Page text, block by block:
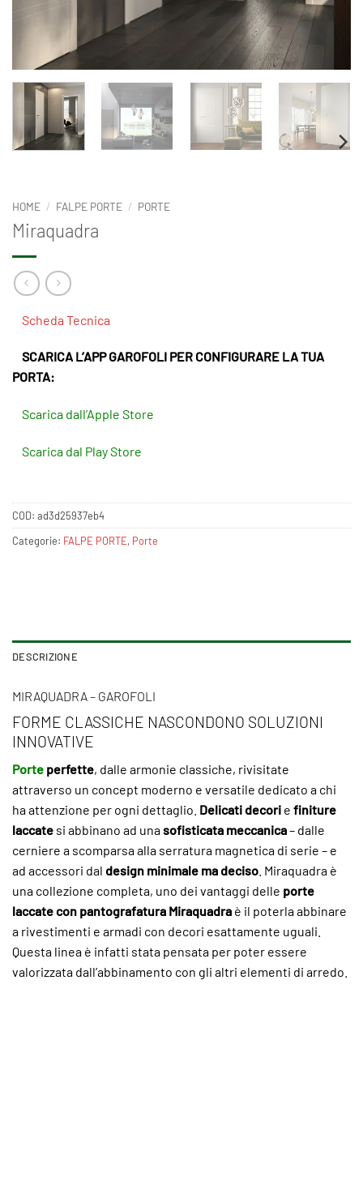
HOME / FALPE PORTE / PORTE
Miraquadra
Scheda Tecnica
SCARICA L’APP GAROFOLI PER CONFIGURARE LA TUA
PORTA:
Scarica dall’Apple Store
Scarica dal Play Store
COD: ad3d25937eb4
Categorie: FALPE PORTE, Porte
DESCRIZIONE
MIRAQUADRA – GAROFOLI
FORME CLASSICHE NASCONDONO SOLUZIONI
INNOVATIVE
Porte perfette, dalle armonie classiche, rivisitate
attraverso un concept moderno e versatile dedicato a chi
ha attenzione per ogni dettaglio. Delicati decori e finiture
laccate si abbinano ad unasofisticata meccanica– dalle
cerniere a scomparsa alla serratura magnetica di serie – e
ad accessori dal design minimale ma deciso . Miraquadra è
una collezione completa, uno dei vantaggi delle porte
laccate con pantografatura Miraquadra è il poterla abbinare
a rivestimenti e armadi con decori esattamente uguali.
Questa linea è infatti stata pensata per poter essere
valorizzata dall’abbinamento con gli altri elementi di arredo.